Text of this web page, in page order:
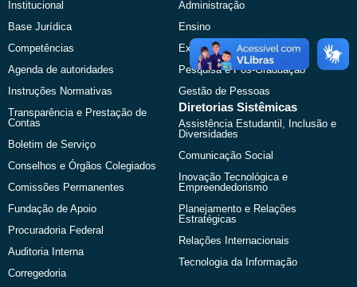
o
k
Institucional
Base Jurídica
Competências
Agenda de autoridades
Instruções Normativas
Transparência e Prestação de
Contas
Boletim de Serviço
Conselhos e Órgãos Colegiados
Comissões Permanentes
Fundação de Apoio
Procuradoria Federal
Auditoria Interna
Corregedoria
Administração
Ensino
Extensão
Pesquisa e Pós-Graduação
Gestão de Pessoas
Diretorias Sistêmicas
Assistência Estudantil, Inclusão e
Diversidades
Comunicação Social
Inovação Tecnológica e
Empreendedorismo
Planejamento e Relações
Estratégicas
Relações Internacionais
Tecnologia da Informação